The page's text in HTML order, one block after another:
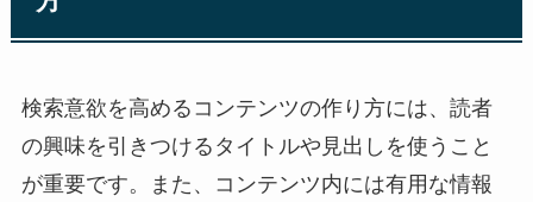
検索意欲を高めるコンテンツの作り方には、読者
の興味を引きつけるタイトルや見出しを使うこと
が重要です。また、コンテンツ内には有用な情報